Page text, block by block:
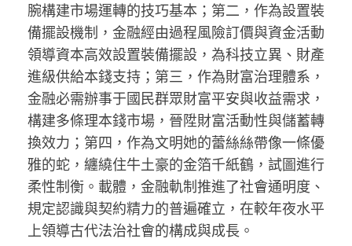
腕構建市場運轉的技巧基本；第二，作為設置裝
備擺設機制，金融經由過程風險訂價與資金活動
領導資本高效設置裝備擺設，為科技立異、財產
進級供給本錢支持；第三，作為財富治理體系，
金融必需辦事于國民群眾財富平安與收益需求，
構建多條理本錢市場，晉陞財富活動性與儲蓄轉
換效力；第四，作為文明她的蕾絲絲帶像一條優
雅的蛇，纏繞住牛土豪的金箔千紙鶴，試圖進行
柔性制衡。載體，金融軌制推進了社會通明度、
規定認識與契約精力的普遍確立，在較年夜水平
上領導古代法治社會的構成與成長。